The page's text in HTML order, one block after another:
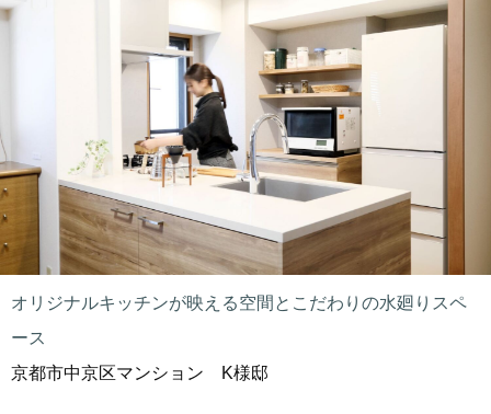
オリジナルキッチンが映える空間とこだわりの水廻りスペ
ース
京都市中京区マンション K様邸